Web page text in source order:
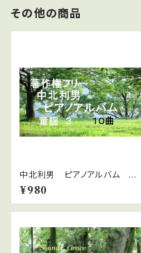
その他の商品
中北利男 ピアノアルバム 童
謡 3
¥980